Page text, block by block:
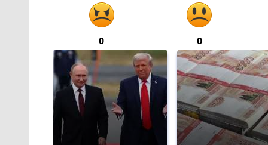
0 0